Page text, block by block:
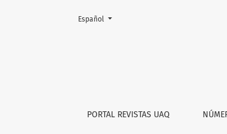
Los conocimientos previos en la
PORTAL REVISTAS UAQ
Cambiar el idioma. El actual es:
Español